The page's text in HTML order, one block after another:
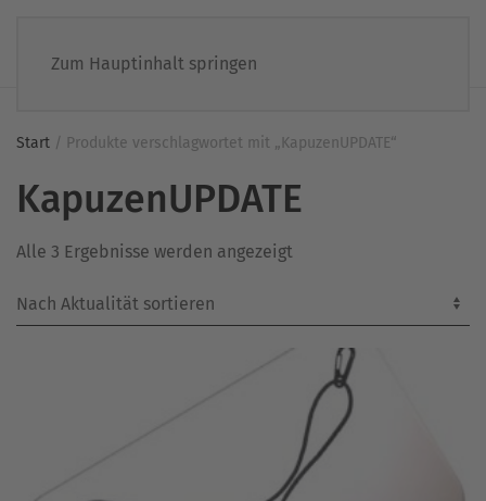
Zum Hauptinhalt springen
Start / Produkte verschlagwortet mit „KapuzenUPDATE“
KapuzenUPDATE
Alle 3 Ergebnisse werden angezeigt